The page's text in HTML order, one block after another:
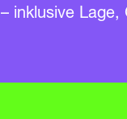
inklusive